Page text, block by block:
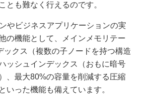
とも難なく行えるのです。
やビジネスアプリケーションの実
の機能として、メインメモリテー
ックス（複数の子ノードを持つ構造
ッシュインデックス（おもに暗号
、最大80%の容量を削減する圧縮
いった機能も備えています。